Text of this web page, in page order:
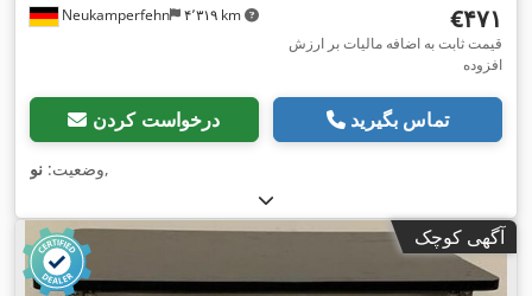
Neukamperfehn ۴٬۳۱۹ km ‎€۴۷۱
قیمت ثابت به اضافه مالیات بر ارزش
افزوده
درخواست کردن تماس بگیرید
وضعیت: نو ,
آگهی کوچک